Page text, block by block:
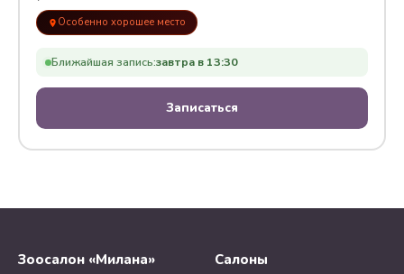
Особенно хорошее место
Ближайшая запись:завтра в 13:30
Записаться
Зоосалон «Милана» Салоны